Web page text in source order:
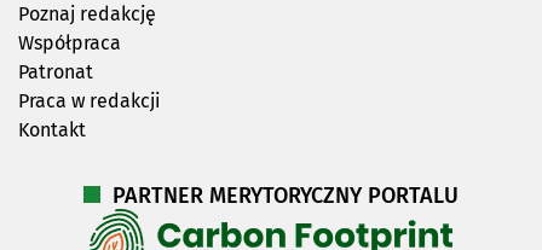
Poznaj redakcję
Współpraca
Patronat
Praca w redakcji
Kontakt
PARTNER MERYTORYCZNY PORTALU